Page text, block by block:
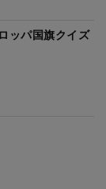
ッパ国旗クイズ